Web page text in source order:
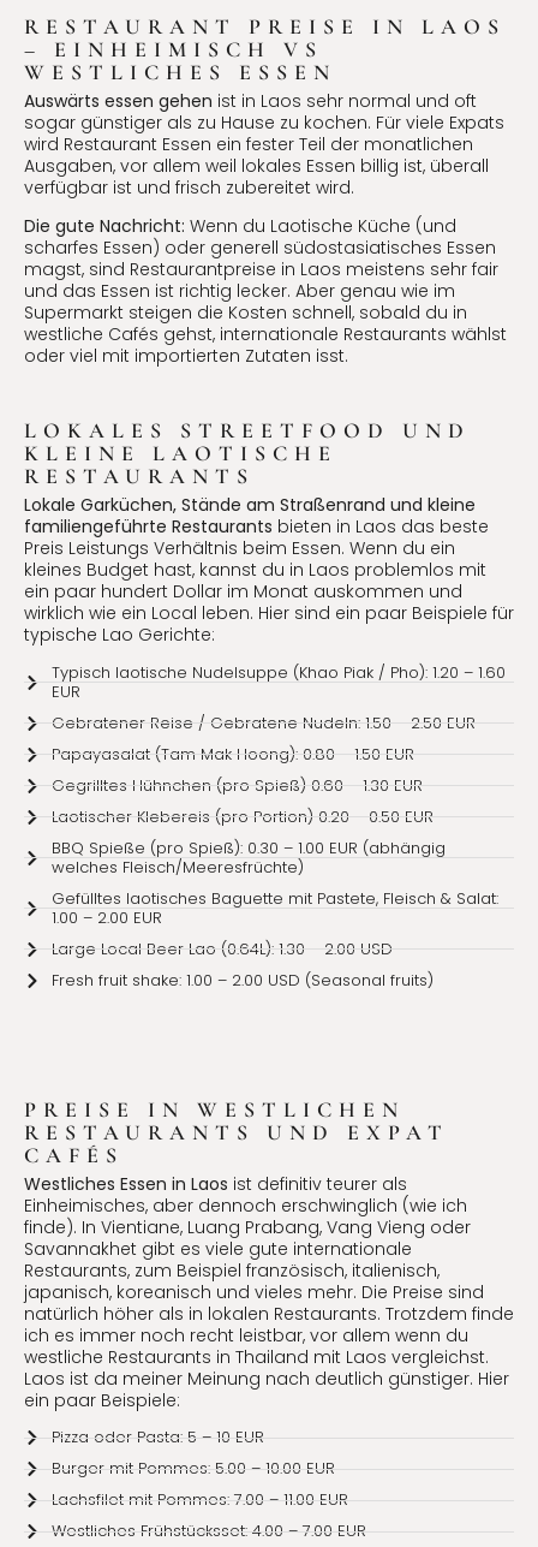
RESTAURANT PREISE IN LAOS
– EINHEIMISCH VS
WESTLICHES ESSEN
Auswärts essen gehen ist in Laos sehr normal und oft
sogar günstiger als zu Hause zu kochen. Für viele Expats
wird Restaurant Essen ein fester Teil der monatlichen
Ausgaben, vor allem weil lokales Essen billig ist, überall
verfügbar ist und frisch zubereitet wird.
Die gute Nachricht: Wenn du Laotische Küche (und
scharfes Essen) oder generell südostasiatisches Essen
magst, sind Restaurantpreise in Laos meistens sehr fair
und das Essen ist richtig lecker. Aber genau wie im
Supermarkt steigen die Kosten schnell, sobald du in
westliche Cafés gehst, internationale Restaurants wählst
oder viel mit importierten Zutaten isst.
LOKALES STREETFOOD UND
KLEINE LAOTISCHE
RESTAURANTS
Lokale Garküchen, Stände am Straßenrand und kleine
familiengeführte Restaurants bieten in Laos das beste
Preis Leistungs Verhältnis beim Essen. Wenn du ein
kleines Budget hast, kannst du in Laos problemlos mit
ein paar hundert Dollar im Monat auskommen und
wirklich wie ein Local leben. Hier sind ein paar Beispiele für
typische Lao Gerichte:
Typisch laotische Nudelsuppe (Khao Piak / Pho): 1.20 – 1.60
EUR
Gebratener Reise / Gebratene Nudeln: 1.50 – 2.50 EUR
Papayasalat (Tam Mak Hoong): 0.80 – 1.50 EUR
Gegrilltes Hühnchen (pro Spieß) 0.60 – 1.30 EUR
Laotischer Klebereis (pro Portion) 0.20 – 0.50 EUR
BBQ Spieße (pro Spieß): 0.30 – 1.00 EUR (abhängig
welches Fleisch/Meeresfrüchte)
Gefülltes laotisches Baguette mit Pastete, Fleisch & Salat:
1.00 – 2.00 EUR
Large Local Beer Lao (0.64L): 1.30 – 2.00 USD
Fresh fruit shake: 1.00 – 2.00 USD (Seasonal fruits)
PREISE IN WESTLICHEN
RESTAURANTS UND EXPAT
CAFÉS
Westliches Essen in Laos ist definitiv teurer als
Einheimisches, aber dennoch erschwinglich (wie ich
finde). In Vientiane, Luang Prabang, Vang Vieng oder
Savannakhet gibt es viele gute internationale
Restaurants, zum Beispiel französisch, italienisch,
japanisch, koreanisch und vieles mehr. Die Preise sind
natürlich höher als in lokalen Restaurants. Trotzdem finde
ich es immer noch recht leistbar, vor allem wenn du
westliche Restaurants in Thailand mit Laos vergleichst.
Laos ist da meiner Meinung nach deutlich günstiger. Hier
ein paar Beispiele:
Pizza oder Pasta: 5 – 10 EUR
Burger mit Pommes: 5.00 – 10.00 EUR
Lachsfilet mit Pommes: 7.00 – 11.00 EUR
Westliches Frühstücksset: 4.00 – 7.00 EUR